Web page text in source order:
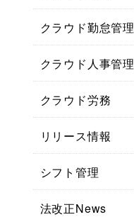
クラウド勤怠管理
クラウド人事管理
クラウド労務
リリース情報
シフト管理
法改正News